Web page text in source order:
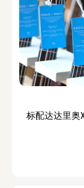
标配达达里奥